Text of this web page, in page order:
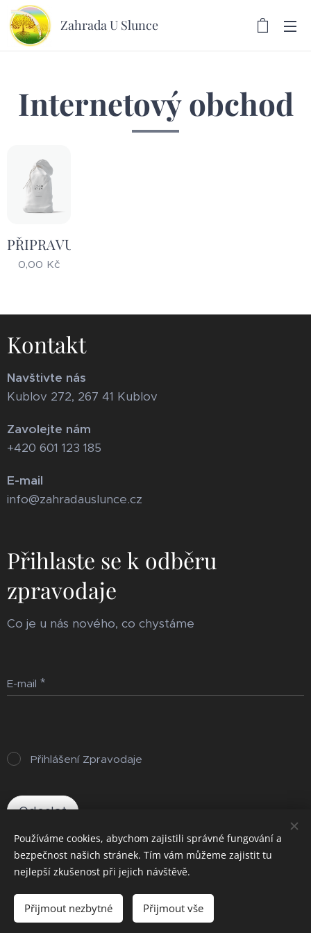
Zahrada U Slunce
Internetový obchod
PŘIPRAVUJEME
0,00 Kč
Kontakt
Navštivte nás
Kublov 272, 267 41 Kublov
Zavolejte nám
+420 601 123 185
E-mail
info@zahradauslunce.cz
Přihlaste se k odběru
zpravodaje
Co je u nás nového, co chystáme
E-mail
Přihlášení Zpravodaje
Odeslat
Cookies
Čeština
Používáme cookies, abychom zajistili správné fungování a
bezpečnost našich stránek. Tím vám můžeme zajistit tu
nejlepší zkušenost při jejich návštěvě.
Přijmout nezbytné Přijmout vše